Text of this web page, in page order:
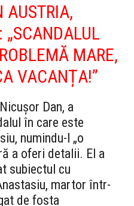
AUSTRIA,
MARE,
VACANȚA!”
Dan, a
în care este
numindu-l „o
a oferi detalii. El a
subiectul cu
martor într-
de fosta